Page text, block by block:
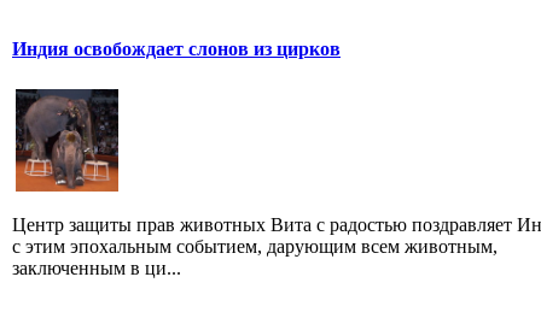
Индия освобождает слонов из цирков
Центр защиты прав животных Вита с радостью поздравляет
с этим эпохальным событием, дарующим всем животным,
заключенным в ци...